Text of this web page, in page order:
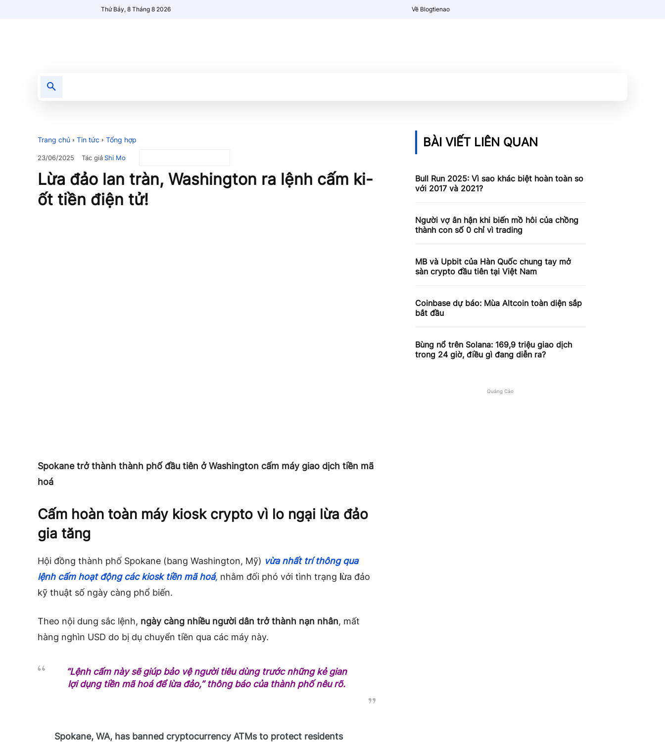
Thứ Bảy, 8 Tháng 8 2026 Về Blogtienao
Trang chủ Tin tức Tổng hợp
23/06/2025 Tác giảShi Mo
Lừa đảo lan tràn, Washington ra lệnh cấm ki-
ốt tiền điện tử!
Spokane trở thành thành phố đầu tiên ở Washington cấm máy giao dịch tiền mã
hoá
Cấm hoàn toàn máy kiosk crypto vì lo ngại lừa đảo
gia tăng
Hội đồng thành phố Spokane (bang Washington, Mỹ) vừa nhất trí thông qua
lệnh cấm hoạt động các kiosk tiền mã hoá, nhằm đối phó với tình trạng lừa đảo
kỹ thuật số ngày càng phổ biến.
Theo nội dung sắc lệnh, ngày càng nhiều người dân trở thành nạn nhân, mất
hàng nghìn USD do bị dụ chuyển tiền qua các máy này.
“Lệnh cấm này sẽ giúp bảo vệ người tiêu dùng trước những kẻ gian
lợi dụng tiền mã hoá để lừa đảo,” thông báo của thành phố nêu rõ.
Spokane, WA, has banned cryptocurrency ATMs to protect residents
BÀI VIẾT LIÊN QUAN
Bull Run 2025: Vì sao khác biệt hoàn toàn so
với 2017 và 2021?
Người vợ ân hận khi biến mồ hôi của chồng
thành con số 0 chỉ vì trading
MB và Upbit của Hàn Quốc chung tay mở
sàn crypto đầu tiên tại Việt Nam
Coinbase dự báo: Mùa Altcoin toàn diện sắp
bắt đầu
Bùng nổ trên Solana: 169,9 triệu giao dịch
trong 24 giờ, điều gì đang diễn ra?
Quảng Cáo